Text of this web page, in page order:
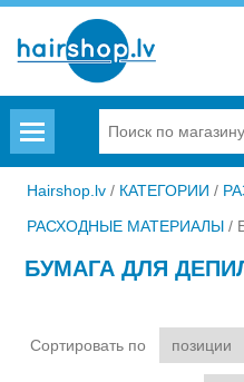
Hairshop.lv / КАТЕГОРИИ /
РАСХОДНЫЕ МАТЕРИАЛЫ /
БУМАГА ДЛЯ
Сортировать по